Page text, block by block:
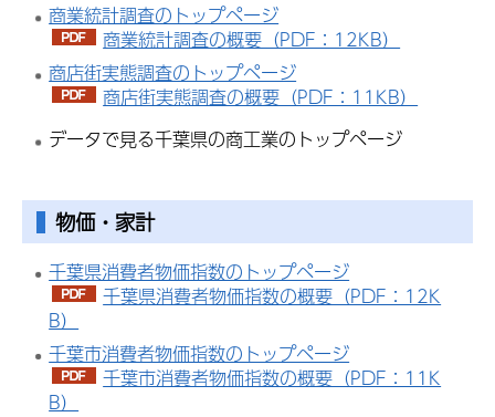
商業統計調査のトップページ
商業統計調査の概要（PDF：12KB）
商店街実態調査のトップページ
商店街実態調査の概要（PDF：11KB）
データで見る千葉県の商工業のトップページ
物価・家計
千葉県消費者物価指数のトップページ
千葉県消費者物価指数の概要（PDF：12K
B）
千葉市消費者物価指数のトップページ
千葉市消費者物価指数の概要（PDF：11K
B）